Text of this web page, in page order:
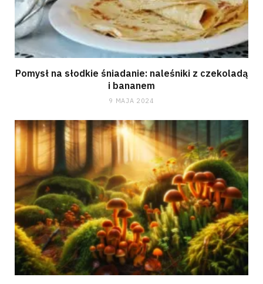
Pomysł na słodkie śniadanie: naleśniki z czekoladą
i bananem
9 MAJA 2024